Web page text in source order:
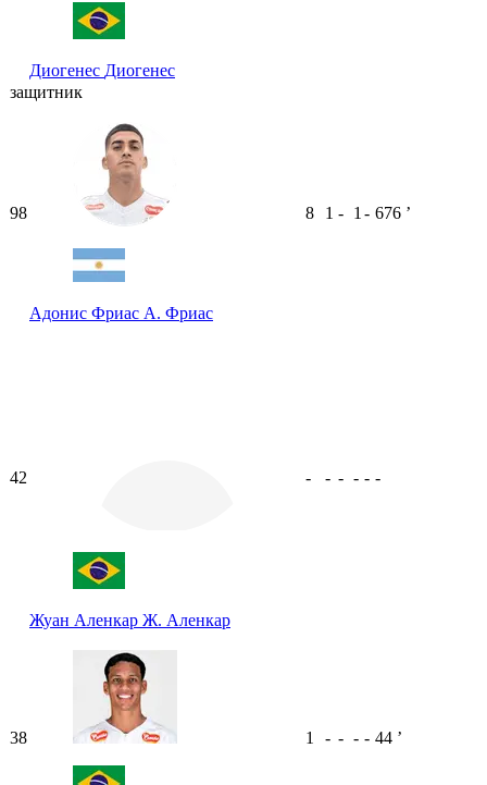
Диогенес Диогенес
защитник
98
Адонис Фриас А. Фриас
8 1 - 1 - 676 ʼ
42
Жуан Аленкар Ж. Аленкар
- - - - - -
38 1 - - - - 44 ʼ